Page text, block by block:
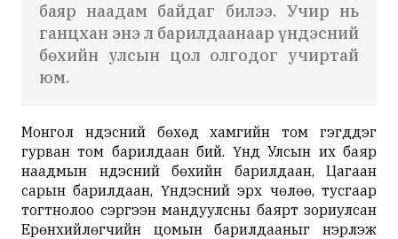
баяр наадам байдаг билээ. Учир нь
ганцхан энэ л барилдаанаар үндэсний
бөхийн улсын цол олгодог учиртай
юм.
Монгол үндэсний бөхөд хамгийн том гэгддэг
гурван том барилдаан бий. Үүнд Улсын их баяр
наадмын үндэсний бөхийн барилдаан, Цагаан
сарын барилдаан, Үндэсний эрх чөлөө, тусгаар
тогтнолоо сэргээн мандуулсны баярт зориулсан
Ерөнхийлөгчийн цомын барилдааныг нэрлэж